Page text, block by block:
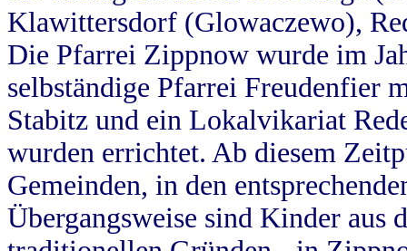
Klawittersdorf (Glowaczewo),
Die Pfarrei Zippnow wurde im
selbständige Pfarrei Freudenfier
Stabitz und ein Lokalvikariat
wurden errichtet. Ab diesem
Gemeinden, in den
Übergangsweise sind Kinder aus